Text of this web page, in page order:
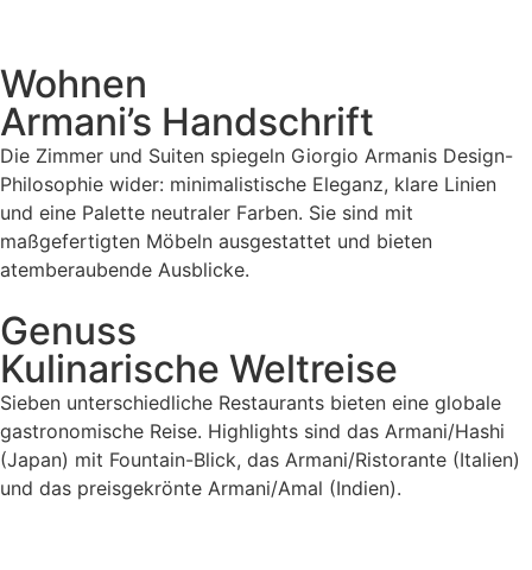
Wohnen
Armani’s Handschrift
Die Zimmer und Suiten spiegeln Giorgio Armanis Design-
Philosophie wider: minimalistische Eleganz, klare Linien
und eine Palette neutraler Farben. Sie sind mit
maßgefertigten Möbeln ausgestattet und bieten
atemberaubende Ausblicke.
Genuss
Kulinarische Weltreise
Sieben unterschiedliche Restaurants bieten eine globale
gastronomische Reise. Highlights sind das Armani/Hashi
(Japan) mit Fountain-Blick, das Armani/Ristorante (Italien)
und das preisgekrönte Armani/Amal (Indien).